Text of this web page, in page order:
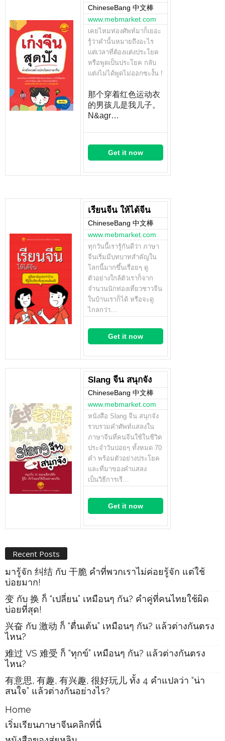
ChineseBang 中文棒
www.mebmarket.com
เคยไหมท่องศัพท์มาก็เยอะ
รู้ว่าคำนั้นหมายถึงอะไร
แต่เวลาที่ต้องแต่งประโยค
หรือพูดเป็นประโยค กลับ
แต่งไม่ได้พูดไม่ออกซะงั้น !
那个穿着红色运动衣
的男孩儿是我儿子。
N&agr…
Get it now
เรียนจีน ให้ได้จีน
ChineseBang 中文棒
www.mebmarket.com
ทุกวันนี้เรารู้กันดีว่า ภาษา
จีนเริ่มมีบทบาทสำคัญใน
โลกนี้มากขึ้นเรื่อยๆ ดู
ตัวอย่างใกล้ตัวเราก็จาก
จำนวนนักท่องเที่ยวชาวจีน
ในบ้านเราก็ได้ หรือจะดู
ไกลกว่า…
Get it now
Slang จีน สนุกจัง
ChineseBang 中文棒
www.mebmarket.com
หนังสือ Slang จีน สนุกจัง
รวบรวมคำศัพท์แสลงใน
ภาษาจีนที่คนจีนใช้ในชีวิต
ประจำวันบ่อยๆ ทั้งหมด 70
คำ พร้อมตัวอย่างประโยค
และที่มาของคำแสลง
เป็นวิธีการเรี…
Get it now
Recent Posts
มารู้จัก 纠结 กับ 干脆 คำที่พวกเราไม่ค่อยรู้จัก แต่ใช้
บ่อยมาก!
变 กับ 换 ก็ “เปลี่ยน” เหมือนๆ กัน? คำคู่ที่คนไทยใช้ผิด
บ่อยที่สุด!
兴奋 กับ 激动 ก็ “ตื่นเต้น” เหมือนๆ กัน? แล้วต่างกันตรง
ไหน?
难过 VS 难受 ก็ “ทุกข์” เหมือนๆ กัน? แล้วต่างกันตรง
ไหน?
有意思, 有趣, 有兴趣, 很好玩儿 ทั้ง 4 คำแปลว่า “น่า
สนใจ” แล้วต่างกันอย่างไร?
Home
เริ่มเรียนภาษาจีนคลิกที่นี่